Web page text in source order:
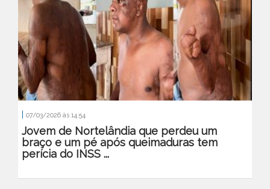
07/03/2026 às 14:54
Jovem de Nortelândia que perdeu um
braço e um pé após queimaduras tem
perícia do INSS ...